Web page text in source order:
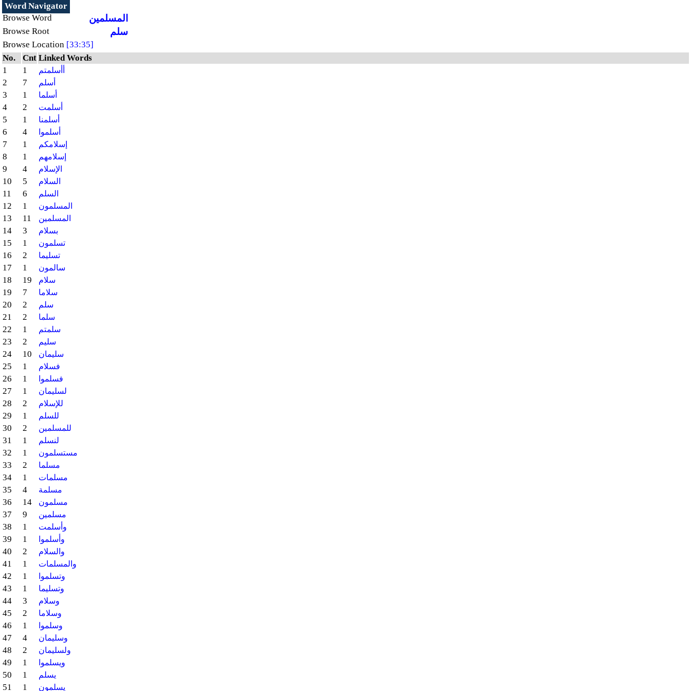
Word Navigator
Browse Word
المسلمين
Browse Root سلم
Browse Location [33:35]
No.
Cnt Linked Words
1
1 أأسلمتم
2 7 أسلم
3 1 أسلما
4 2 أسلمت
5 1 أسلمنا
6 4 أسلموا
7 1 إسلامكم
8 1 إسلامهم
9 4 الإسلام
10 5 السلام
11 6 السلم
12 1 المسلمون
13 11 المسلمين
14 3 بسلام
15 1 تسلمون
16 2 تسليما
17 1 سالمون
18 19 سلام
19 7 سلاما
20 2 سلم
21 2 سلما
22 1 سلمتم
23 2 سليم
24 10 سليمان
25 1 فسلام
26 1 فسلموا
27 1 لسليمان
28 2 للإسلام
29 1 للسلم
30 2 للمسلمين
31 1 لنسلم
32 1 مستسلمون
33 2 مسلما
34 1 مسلمات
35 4 مسلمة
36 14 مسلمون
37 9 مسلمين
38 1 وأسلمت
39 1 وأسلموا
40 2 والسلام
41 1 والمسلمات
42 1 وتسلموا
43 1 وتسليما
44 3 وسلام
45 2 وسلاما
46 1 وسلموا
47 4 وسليمان
48 2 ولسليمان
49 1 ويسلموا
50 1 يسلم
51 1 يسلمون